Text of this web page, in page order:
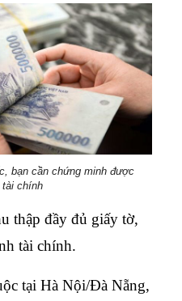
bạn cần chứng minh được
chính
thập đầy đủ giấy tờ,
tài chính.
tại Hà Nội/Đà Nẵng,